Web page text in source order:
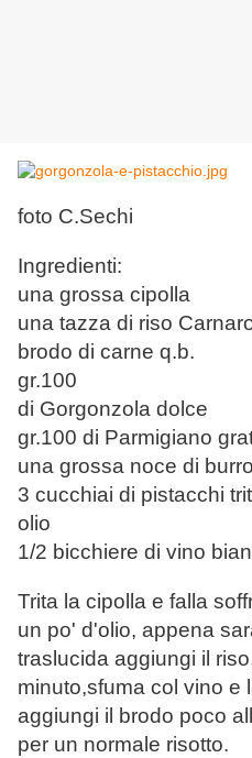
foto C.Sechi
Ingredienti:
una grossa cipolla
una tazza di riso
brodo di carne q.b.
gr.100
di Gorgonzola dolce
gr.100 di Parmigiano
una grossa noce di burro
3 cucchiai di pistacchi
olio
1/2 bicchiere di vino
Trita la cipolla e falla
un po' d'olio, appena
traslucida aggiungi il
minuto,sfuma col vino e
aggiungi il brodo poco
per un normale risotto.